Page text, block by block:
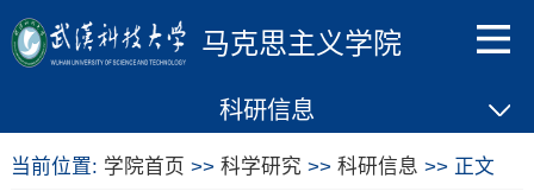
马克思主义学院
科研信息
当前位置: 学院首页 >> 科学研究 >> 科研信息 >> 正文